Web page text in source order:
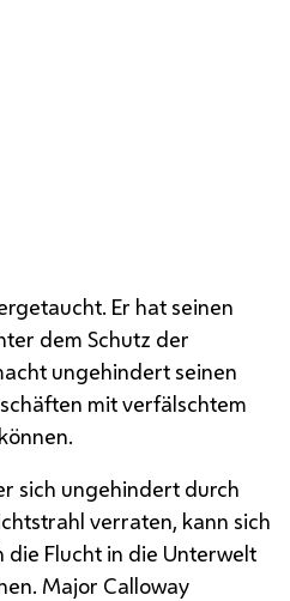
Er hat seinen
dem Schutz der
ungehindert seinen
mit verfälschtem
sich ungehindert durch
verraten, kann sich
die Flucht in die Unterwelt
Major Calloway